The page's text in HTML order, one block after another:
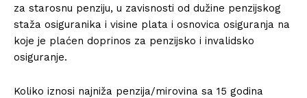
za starosnu penziju, u zavisnosti od dužine penzijskog
staža osiguranika i visine plata i osnovica osiguranja na
koje je plaćen doprinos za penzijsko i invalidsko
osiguranje.
Koliko iznosi najniža penzija/mirovina sa 15 godina